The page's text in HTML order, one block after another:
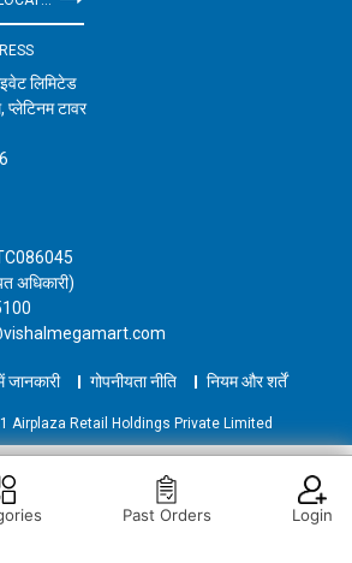
OUT OF STOCK
लिमिटेड
प्लेटिनम टावर
अधिकारी)
जानकारी गोपनीयता नीति नियम और शर्तें
Airplaza Retail Holdings Private Limited
Past Orders Login